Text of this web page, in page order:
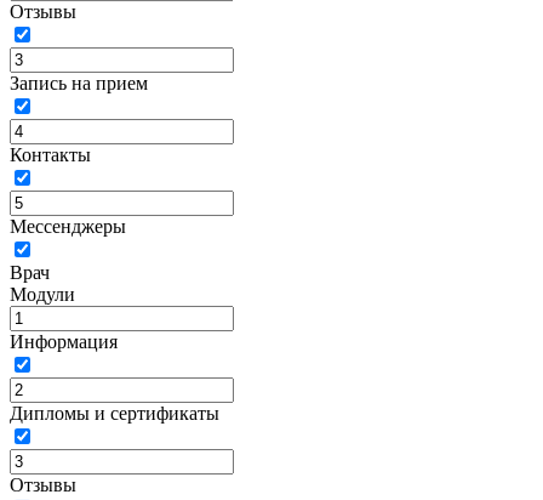
Отзывы
Запись на прием
Контакты
Мессенджеры
Врач
Модули
Информация
Дипломы и сертификаты
Отзывы